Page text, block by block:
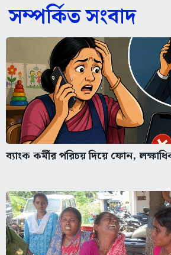
সম্পর্কিত সংবাদ
ব্যাংক কর্মীর পরিচয় দিয়ে ফোন,